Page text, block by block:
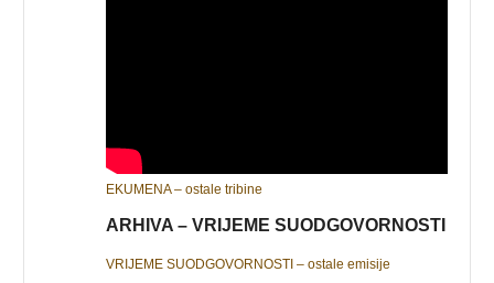
EKUMENA – ostale tribine
ARHIVA – VRIJEME SUODGOVORNOSTI
VRIJEME SUODGOVORNOSTI – ostale emisije